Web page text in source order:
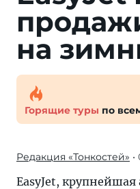
на
Горящие туры по
Редакция «Тонкостей»
EasyJet,